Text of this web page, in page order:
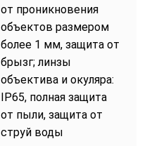
от проникновения
объектов размером
более 1 мм, защита от
брызг; линзы
объектива и окуляра:
IP65, полная защита
от пыли, защита от
струй воды